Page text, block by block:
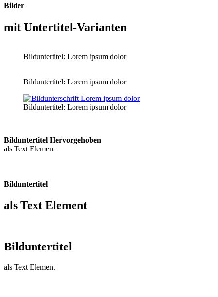
Bilder
mit Untertitel-Varianten
Bilduntertitel: Lorem ipsum dolor
Bilduntertitel: Lorem ipsum dolor
Bilduntertitel: Lorem ipsum dolor
Bild­unter­titel Hervorgehoben
als Text Element
Bilduntertitel
als Text Element
Bild­unter­titel
als Text Element